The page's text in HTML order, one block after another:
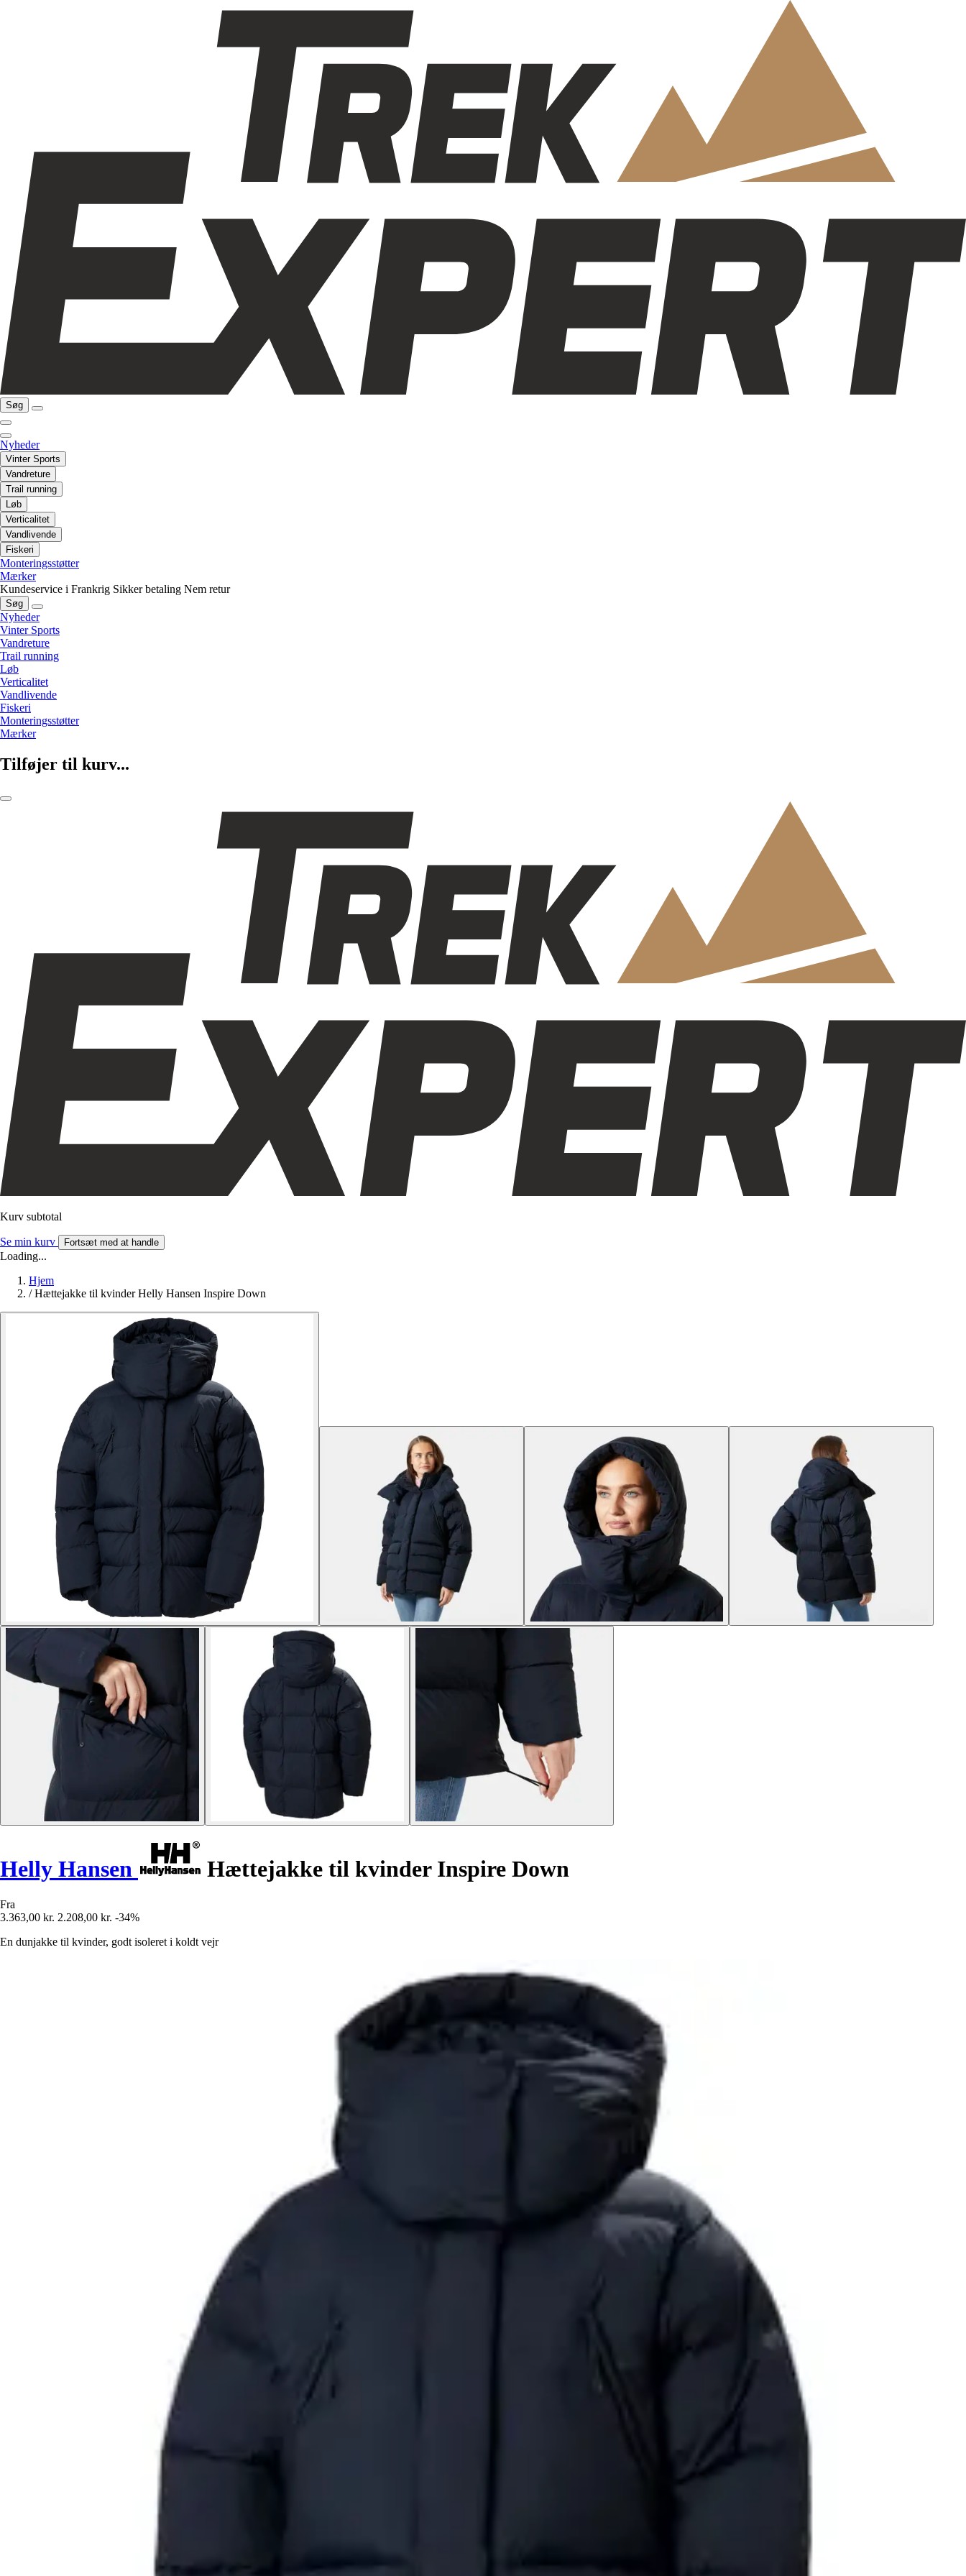
Søg
Nyheder
Vinter Sports
Vandreture
Trail running
Løb
Verticalitet
Vandlivende
Fiskeri
Monteringsstøtter
Mærker
Kundeservice i Frankrig Sikker betaling Nem retur
Søg
Nyheder
Vinter Sports
Vandreture
Trail running
Løb
Verticalitet
Vandlivende
Fiskeri
Monteringsstøtter
Mærker
Tilføjer til kurv...
Kurv subtotal
Se min kurv Fortsæt med at handle
Loading...
Hjem
/ Hættejakke til kvinder Helly Hansen Inspire Down
Helly Hansen Hættejakke til kvinder Inspire Down
Fra
3.363,00 kr. 2.208,00 kr. -34%
En dunjakke til kvinder, godt isoleret i koldt vejr